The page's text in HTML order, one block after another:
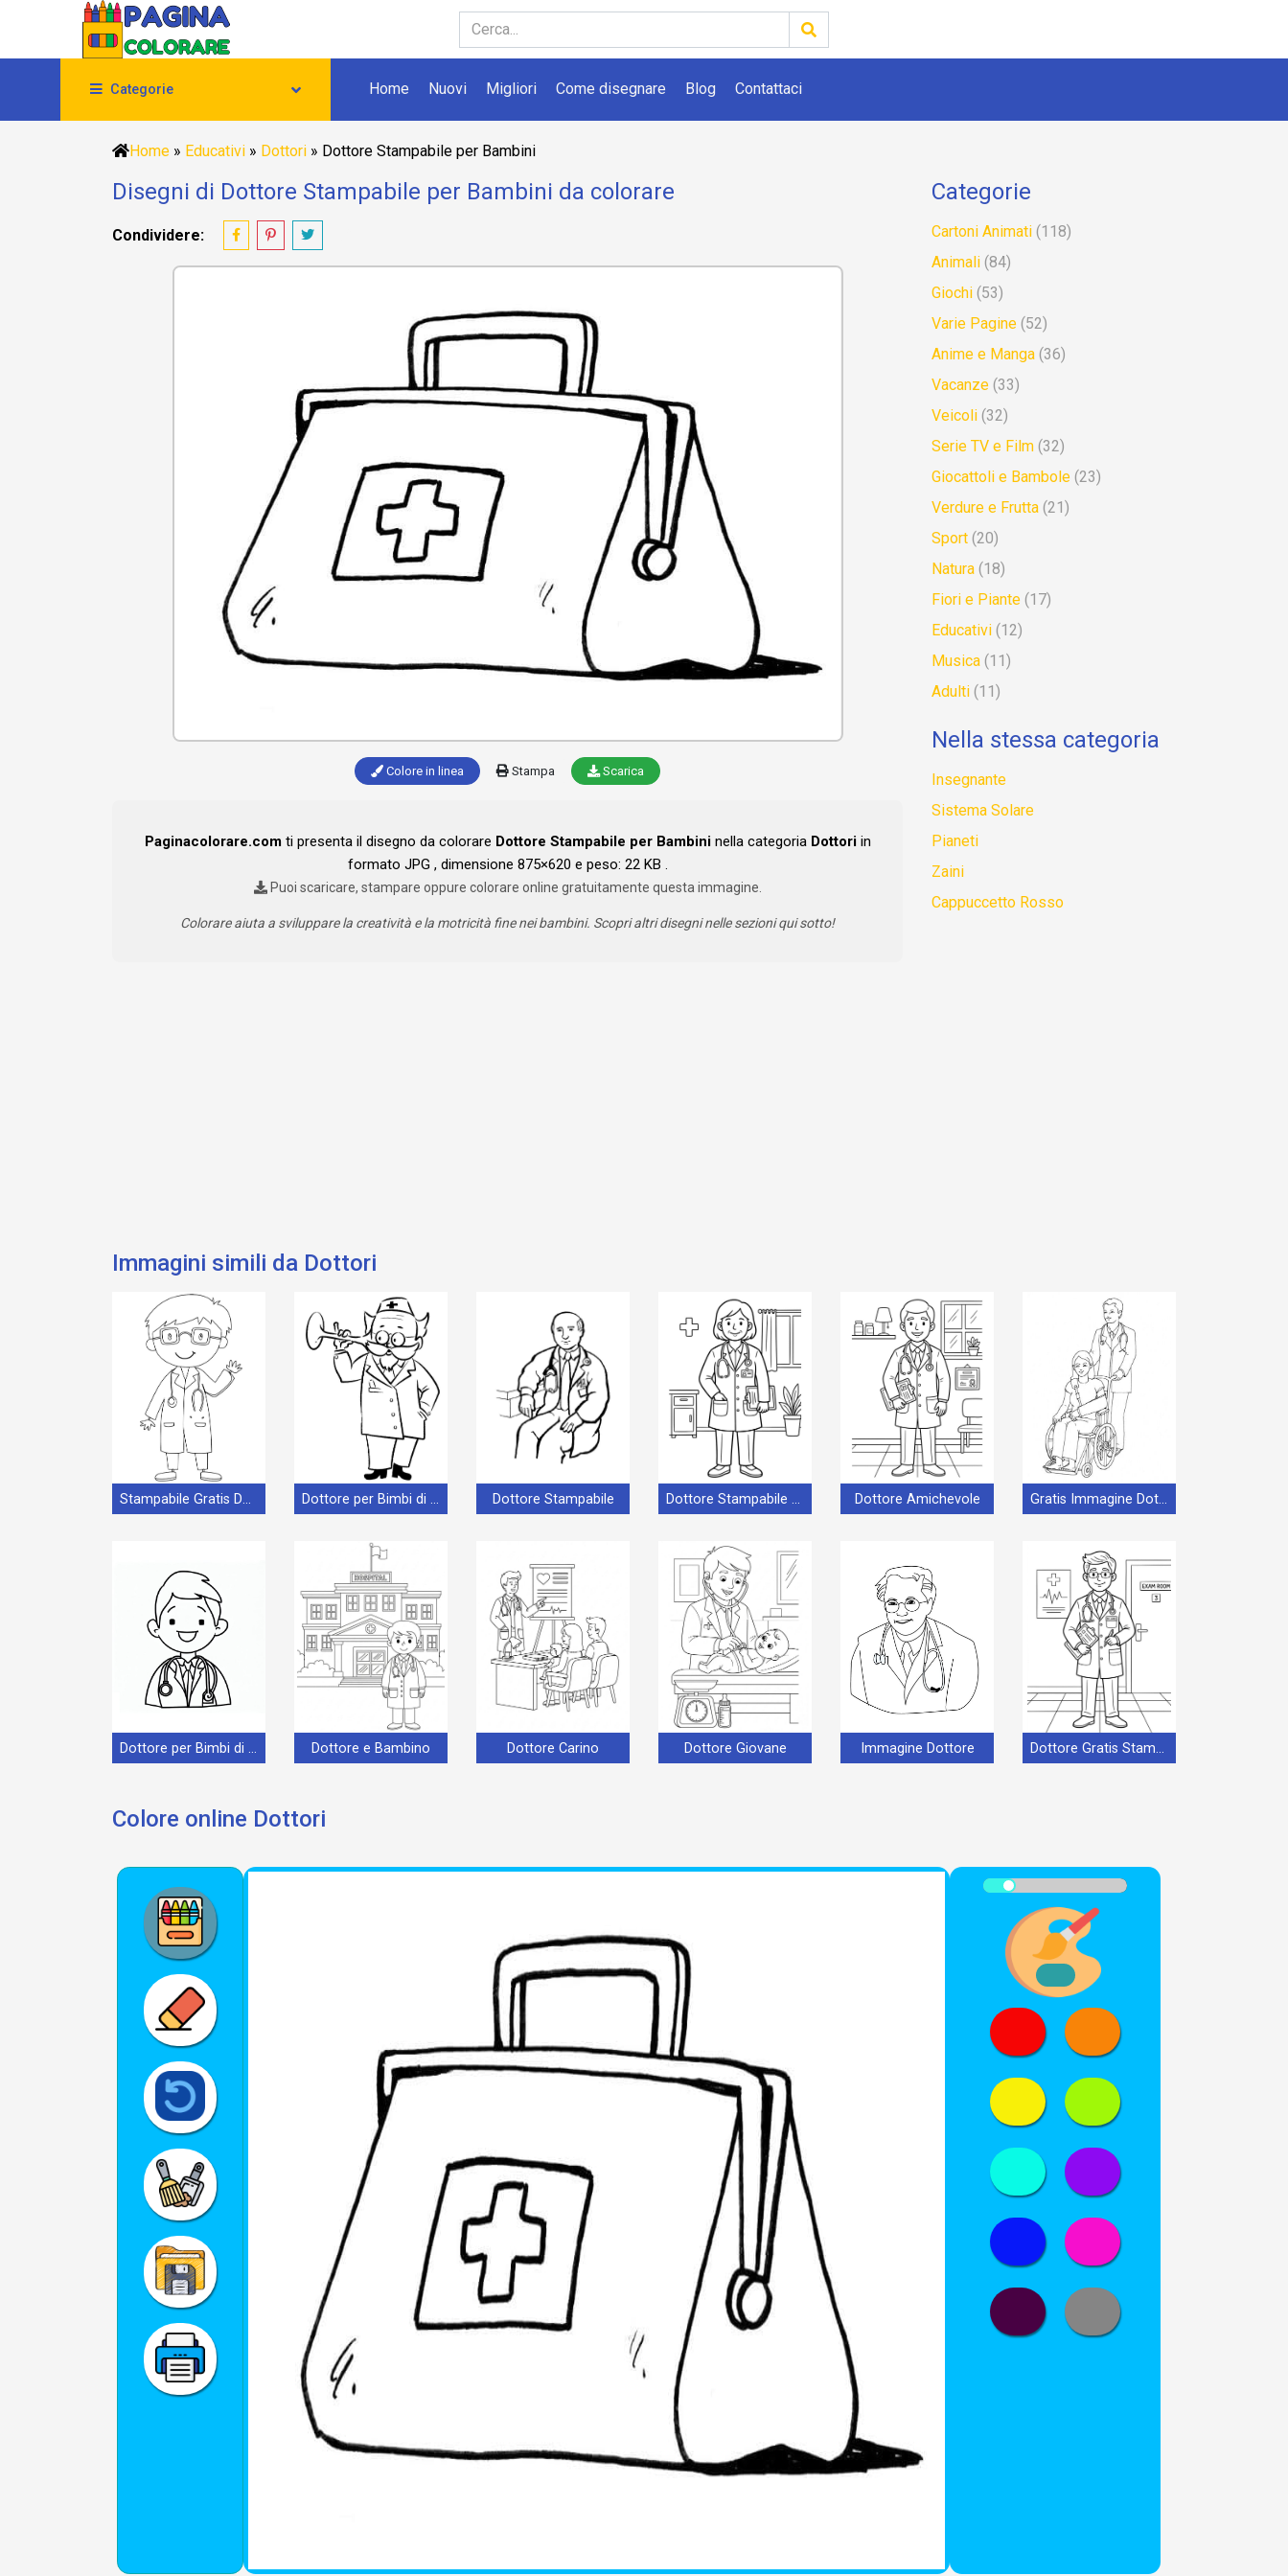
Categorie Home Nuovi Migliori Come disegnare Blog Contattaci
Home » Educativi » Dottori » Dottore Stampabile per Bambini
Disegni di Dottore Stampabile per Bambini da colorare
Condividere:
Colore in linea Stampa Scarica
Paginacolorare.comti presenta il disegno da colorare Dottore Stampabile per Bambininella categoria Dottoriin
formato JPG , dimensione 875×620 e peso: 22 KB .
Puoi scaricare, stampare oppure colorare online gratuitamente questa immagine.
Colorare aiuta a sviluppare la creatività e la motricità fine nei bambini. Scopri altri disegni nelle sezioni qui sotto!
Categorie
Cartoni Animati (118)
Animali (84)
Giochi (53)
Varie Pagine (52)
Anime e Manga (36)
Vacanze (33)
Veicoli (32)
Serie TV e Film (32)
Giocattoli e Bambole (23)
Verdure e Frutta (21)
Sport (20)
Natura (18)
Fiori e Piante (17)
Educativi (12)
Musica (11)
Adulti (11)
Nella stessa categoria
Insegnante
Sistema Solare
Pianeti
Zaini
Cappuccetto Rosso
Immagini simili da Dottori
Stampabile Gratis Dottore Dottore per Bimbi di 1 Anno Dottore Stampabile Dottore Stampabile Gratis Dottore Amichevole Gratis Immagine Dottore
Dottore per Bimbi di 3 Anni Dottore e Bambino Dottore Carino Dottore Giovane Immagine Dottore Dottore Gratis Stampabile
Colore online Dottori